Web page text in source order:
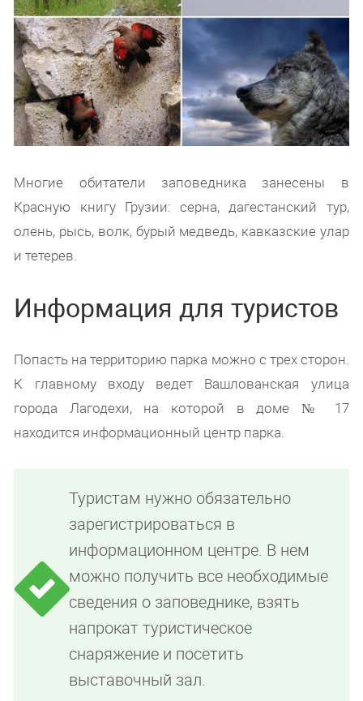
Многие обитатели заповедника занесены в
Красную книгу Грузии: серна, дагестанский тур,
олень, рысь, волк, бурый медведь, кавказские улар
и тетерев.
Информация для туристов
Попасть на территорию парка можно с трех сторон.
К главному входу ведет Вашлованская улица
города Лагодехи, на которой в доме № 17
находится информационный центр парка.
Туристам нужно обязательно
зарегистрироваться в
информационном центре. В нем
можно получить все необходимые
сведения о заповеднике, взять
напрокат туристическое
снаряжение и посетить
выставочный зал.